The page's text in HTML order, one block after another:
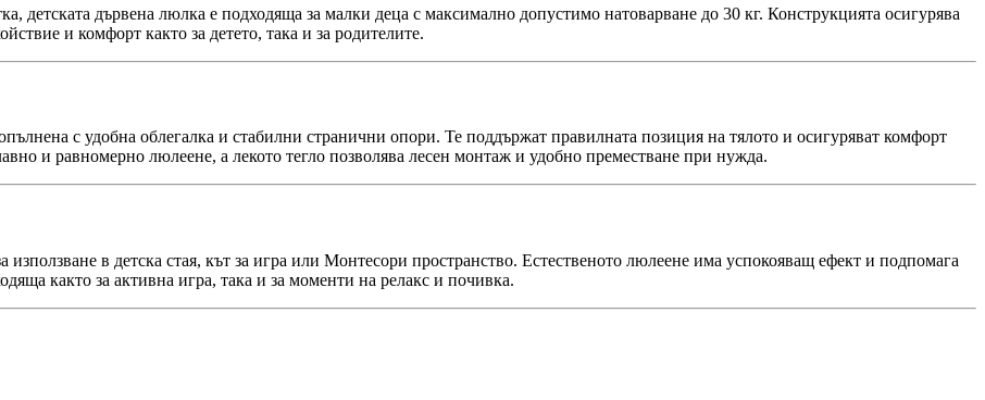
детската дървена люлка е подходяща за малки деца с максимално допустимо натоварване до 30 кг. Конструкцията осигурява
и комфорт както за детето, така и за родителите.
с удобна облегалка и стабилни странични опори. Те поддържат правилната позиция на тялото и осигуряват комфорт
и равномерно люлеене, а лекото тегло позволява лесен монтаж и удобно преместване при нужда.
в детска стая, кът за игра или Монтесори пространство. Естественото люлеене има успокояващ ефект и подпомага
както за активна игра, така и за моменти на релакс и почивка.